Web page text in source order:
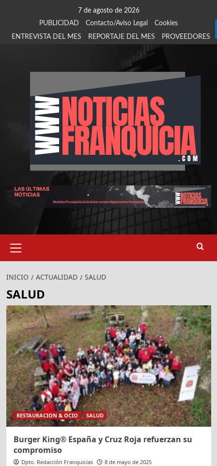
7 de agosto de 2026
PUBLICIDAD
Contacto/Aviso Legal
Cookies
ENTREVISTA DEL MES
REPORTAJE DEL MES PROVEEDORES
primario
INICIO ACTUALIDAD SALUD
SALUD
RESTAURACION & OCIO SALUD
Burger King® España y Cruz Roja refuerzan su
compromiso
Dpto. Redacción Franquicias 8 de mayo de 2025
907